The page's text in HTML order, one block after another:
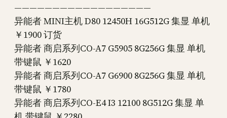
——————————————————
异能者 MINI主机 D80 12450H 16G512G 集显 单机
￥1900 订货
异能者 商启系列CO-A7 G5905 8G256G 集显 单机
带键鼠 ￥1620
异能者 商启系列CO-A7 G6900 8G256G 集显 单机
带键鼠 ￥1780
异能者 商启系列CO-E4 I3 12100 8G512G 集显 单